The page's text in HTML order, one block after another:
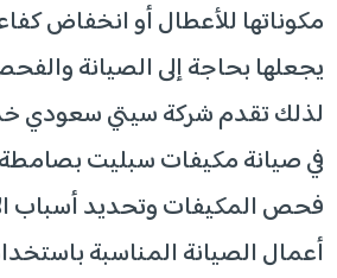
مكوناتها للأعطال أو انخفاض
يجعلها بحاجة إلى الصيانة
لذلك تقدم شركة سيتي
في صيانة مكيفات سبليت
فحص المكيفات وتحديد أسباب
أعمال الصيانة المناسبة